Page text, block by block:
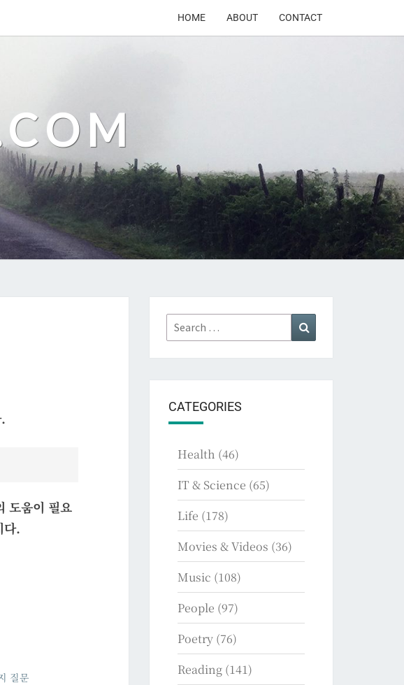
HOME ABOUT CONTACT
도움이 필요
다.
질문
Search
for:
CATEGORIES
Health (46)
IT & Science (65)
Life (178)
Movies & Videos (36)
Music (108)
People (97)
Poetry(76)
Reading(141)